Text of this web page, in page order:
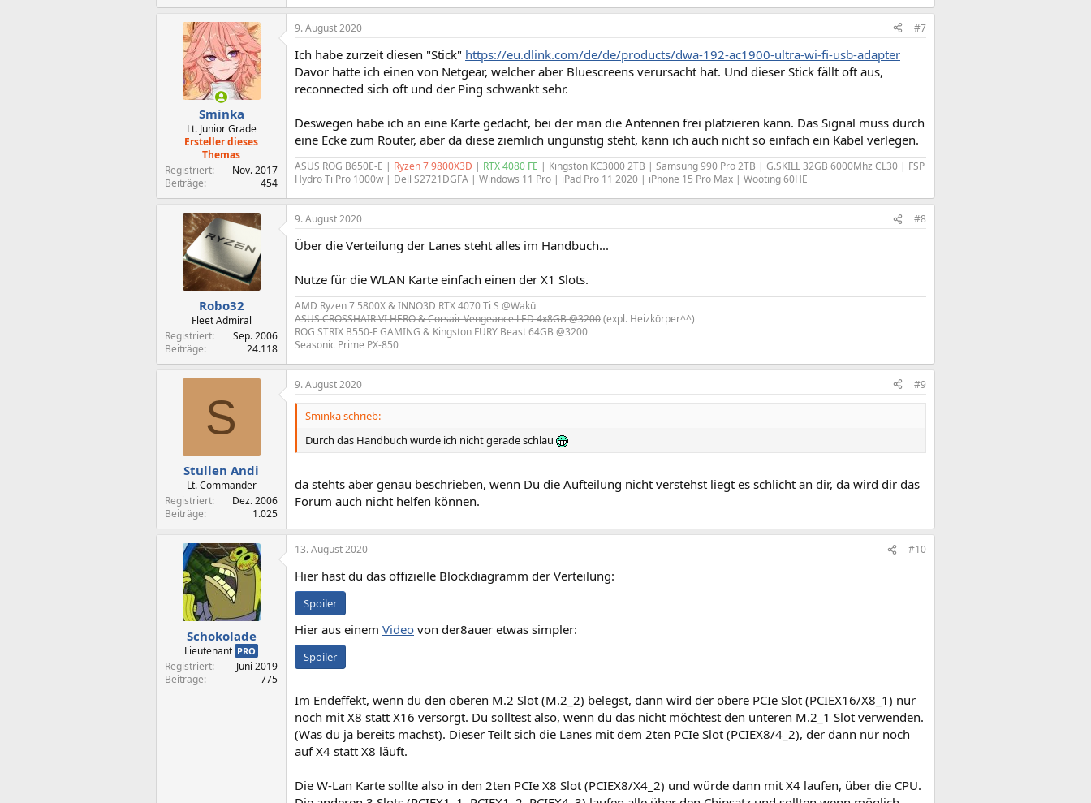
Sminka
Lt. Junior Grade
Ersteller dieses
Themas
Registriert
Nov. 2017
Beiträge
454
9. August 2020 #7
Ich habe zurzeit diesen "Stick" https://eu.dlink.com/de/de/products/dwa-192-ac1900-ultra-wi-fi-usb-adapter
Davor hatte ich einen von Netgear, welcher aber Bluescreens verursacht hat. Und dieser Stick fällt oft aus,
reconnected sich oft und der Ping schwankt sehr.
Deswegen habe ich an eine Karte gedacht, bei der man die Antennen frei platzieren kann. Das Signal muss durch
eine Ecke zum Router, aber da diese ziemlich ungünstig steht, kann ich auch nicht so einfach ein Kabel verlegen.
ASUS ROG B650E-E | Ryzen 7 9800X3D | RTX 4080 FE | Kingston KC3000 2TB | Samsung 990 Pro 2TB | G.SKILL 32GB 6000Mhz CL30 | FSP
Hydro Ti Pro 1000w | Dell S2721DGFA | Windows 11 Pro | iPad Pro 11 2020 | iPhone 15 Pro Max | Wooting 60HE
Robo32
Fleet Admiral
Registriert
Sep. 2006
Beiträge
24.118
9. August 2020 #8
Über die Verteilung der Lanes steht alles im Handbuch...
Nutze für die WLAN Karte einfach einen der X1 Slots.
AMD Ryzen 7 5800X & INNO3D RTX 4070 Ti S @Wakü
ASUS CROSSHAIR VI HERO & Corsair Vengeance LED 4x8GB @3200(expl. Heizkörper^^)
ROG STRIX B550-F GAMING & Kingston FURY Beast 64GB @3200
Seasonic Prime PX-850
S
Stullen Andi
Lt. Commander
Registriert
Dez. 2006
Beiträge
1.025
9. August 2020 #9
Sminka schrieb:
Durch das Handbuch wurde ich nicht gerade schlau
da stehts aber genau beschrieben, wenn Du die Aufteilung nicht verstehst liegt es schlicht an dir, da wird dir das
Forum auch nicht helfen können.
Schokolade
Lieutenant PRO
Registriert
Juni 2019
Beiträge
775
13. August 2020 #10
Hier hast du das offizielle Blockdiagramm der Verteilung:
Spoiler
Hier aus einem Video von der8auer etwas simpler:
Spoiler
Im Endeffekt, wenn du den oberen M.2 Slot (M.2_2) belegst, dann wird der obere PCIe Slot (PCIEX16/X8_1) nur
noch mit X8 statt X16 versorgt. Du solltest also, wenn du das nicht möchtest den unteren M.2_1 Slot verwenden.
(Was du ja bereits machst). Dieser Teilt sich die Lanes mit dem 2ten PCIe Slot (PCIEX8/4_2), der dann nur noch
auf X4 statt X8 läuft.
Die W-Lan Karte sollte also in den 2ten PCIe X8 Slot (PCIEX8/X4_2) und würde dann mit X4 laufen, über die CPU.